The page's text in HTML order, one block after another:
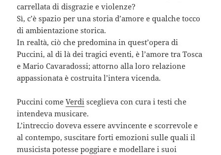
carrellata di disgrazie e violenze?
Sì, c’è spazio per una storia d’amore e qualche tocco
di ambientazione storica.
In realtà, ciò che predomina in quest’opera di
Puccini, al di là dei tragici eventi, è l’amore tra Tosca
e Mario Cavaradossi; attorno alla loro relazione
appassionata è costruita l’intera vicenda.
Puccini comeVerdi sceglieva con cura i testi che
intendeva musicare.
L’intreccio doveva essere avvincente e scorrevole e
al contempo, suscitare forti emozioni sulle quali il
musicista potesse poggiare e modellare i suoi